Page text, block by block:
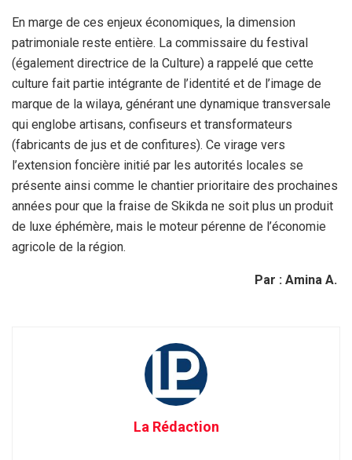
En marge de ces enjeux économiques, la dimension
patrimoniale reste entière. La commissaire du festival
(également directrice de la Culture) a rappelé que cette
culture fait partie intégrante de l’identité et de l’image de
marque de la wilaya, générant une dynamique transversale
qui englobe artisans, confiseurs et transformateurs
(fabricants de jus et de confitures). Ce virage vers
l’extension foncière initié par les autorités locales se
présente ainsi comme le chantier prioritaire des prochaines
années pour que la fraise de Skikda ne soit plus un produit
de luxe éphémère, mais le moteur pérenne de l’économie
agricole de la région.
Par : Amina A.
La Rédaction